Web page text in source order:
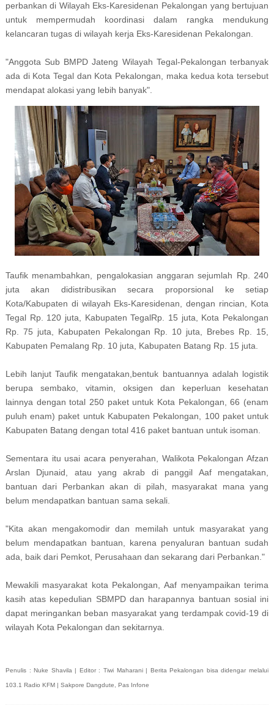
perbankan di Wilayah Eks-Karesidenan Pekalongan yang bertujuan
untuk mempermudah koordinasi dalam rangka mendukung
kelancaran tugas di wilayah kerja Eks-Karesidenan Pekalongan.
"Anggota Sub BMPD Jateng Wilayah Tegal-Pekalongan terbanyak
ada di Kota Tegal dan Kota Pekalongan, maka kedua kota tersebut
mendapat alokasi yang lebih banyak".
Taufik menambahkan, pengalokasian anggaran sejumlah Rp. 240
juta akan didistribusikan secara proporsional ke setiap
Kota/Kabupaten di wilayah Eks-Karesidenan, dengan rincian, Kota
Tegal Rp. 120 juta, Kabupaten TegalRp. 15 juta, Kota Pekalongan
Rp. 75 juta, Kabupaten Pekalongan Rp. 10 juta, Brebes Rp. 15,
Kabupaten Pemalang Rp. 10 juta, Kabupaten Batang Rp. 15 juta.
Lebih lanjut Taufik mengatakan,bentuk bantuannya adalah logistik
berupa sembako, vitamin, oksigen dan keperluan kesehatan
lainnya dengan total 250 paket untuk Kota Pekalongan, 66 (enam
puluh enam) paket untuk Kabupaten Pekalongan, 100 paket untuk
Kabupaten Batang dengan total 416 paket bantuan untuk isoman.
Sementara itu usai acara penyerahan, Walikota Pekalongan Afzan
Arslan Djunaid, atau yang akrab di panggil Aaf mengatakan,
bantuan dari Perbankan akan di pilah, masyarakat mana yang
belum mendapatkan bantuan sama sekali.
"Kita akan mengakomodir dan memilah untuk masyarakat yang
belum mendapatkan bantuan, karena penyaluran bantuan sudah
ada, baik dari Pemkot, Perusahaan dan sekarang dari Perbankan."
Mewakili masyarakat kota Pekalongan, Aaf menyampaikan terima
kasih atas kepedulian SBMPD dan harapannya bantuan sosial ini
dapat meringankan beban masyarakat yang terdampak covid-19 di
wilayah Kota Pekalongan dan sekitarnya.
Penulis : Nuke Shavila | Editor : Tiwi Maharani | Berita Pekalongan bisa didengar melalui
103.1 Radio KFM | Sakpore Dangdute, Pas Infone